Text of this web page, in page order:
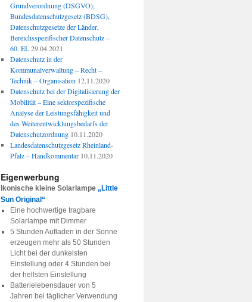
Grundverordnung (DSGVO),
Bundesdatenschutzgesetz (BDSG),
Datenschutzgesetze der Länder,
Bereichsspezifischer Datenschutz –
60. EL 29.04.2021
Datenschutz in der
Kommunalverwaltung – Recht –
Technik – Organisation 12.11.2020
Datenschutz bei der Digitalisierung der
Mobilität – Eine sektorspezifische
Analyse der Leistungsfähigkeit und
des Weiterentwicklungsbedarfs der
Datenschutzordnung 10.11.2020
Landesdatenschutzgesetz Rheinland-
Pfalz – Handkommentar 10.11.2020
Eigenwerbung
Ikonische kleine Solarlampe „Little
Sun Original“
Eine hochwertige tragbare
Solarlampe mit Dimmer
5 Stunden Aufladen in der Sonne
erzeugen mehr als 50 Stunden
Licht bei der dunkelsten
Einstellung oder 4 Stunden bei
der hellsten Einstellung
Batterielebensdauer von 5
Jahren bei täglicher Verwendung